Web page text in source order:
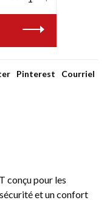
Pinterest Courriel
conçu pour les
et un confort